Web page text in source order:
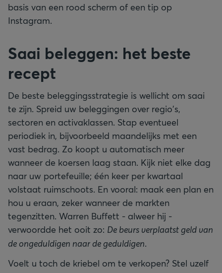
basis van een rood scherm of een tip op
Instagram.
Saai beleggen: het beste
recept
De beste beleggingsstrategie is wellicht om saai
te zijn. Spreid uw beleggingen over regio's,
sectoren en activaklassen. Stap eventueel
periodiek in, bijvoorbeeld maandelijks met een
vast bedrag. Zo koopt u automatisch meer
wanneer de koersen laag staan. Kijk niet elke dag
naar uw portefeuille; één keer per kwartaal
volstaat ruimschoots. En vooral: maak een plan en
hou u eraan, zeker wanneer de markten
tegenzitten. Warren Buffett - alweer hij -
verwoordde het ooit zo: De beurs verplaatst geld van
de ongeduldigen naar de geduldigen.
Voelt u toch de kriebel om te verkopen? Stel uzelf